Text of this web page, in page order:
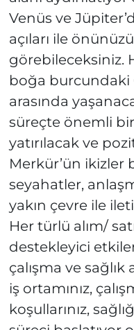
Venüs ve
açıları ile
görebileceksiniz.
boğa burcundaki
arasında
süreçte önemli
yatırılacak ve
Merkür’ün ikizler
seyahatler,
yakın çevre ile
Her türlü alım/
destekleyici
çalışma ve sağlık
iş ortamınız,
koşullarınız,